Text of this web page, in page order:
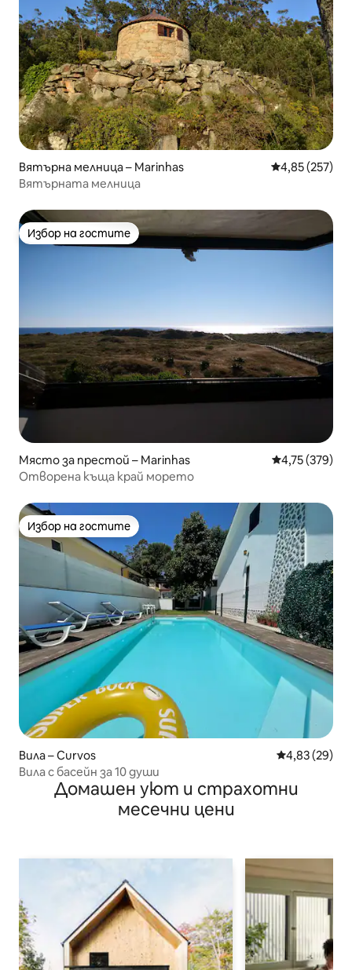
Вятърна мелница – Marinhas Средна
4,85 (257)
Вятърната мелница
Избор на гостите
Избор на гостите
Място за престой – Marinhas Средна
4,75 (379)
Отворена къща край морето
Избор на гостите
Избор на гостите
Вила – Curvos Средна
4,83 (29)
Вила с басейн за 10 души
Домашен уют и страхотни
месечни цени